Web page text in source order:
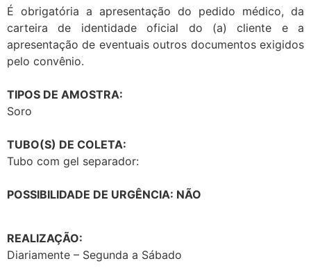
É obrigatória a apresentação do pedido médico, da
carteira de identidade oficial do (a) cliente e a
apresentação de eventuais outros documentos exigidos
pelo convênio.
TIPOS DE AMOSTRA:
Soro
TUBO(S) DE COLETA:
Tubo com gel separador:
POSSIBILIDADE DE URGÊNCIA: NÃO
REALIZAÇÃO:
Diariamente – Segunda a Sábado